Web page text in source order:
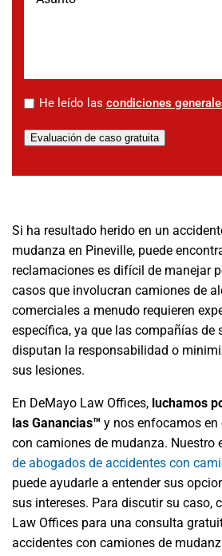
* He leído las condiciones
Evaluación de caso gratuita
Si ha resultado herido en un
mudanza en Pineville, puede
reclamaciones es difícil de manejar
casos que involucran camiones de
comerciales a menudo requieren
específica, ya que las compañías de
disputan la responsabilidad o
sus lesiones.
En DeMayo Law Offices, luchamos
las Ganancias™ y nos enfocamos
con camiones de mudanza. Nuestro
de abogados de accidentes con
puede ayudarle a entender sus
sus intereses. Para discutir su caso,
Law Offices para una consulta
accidentes con camiones de